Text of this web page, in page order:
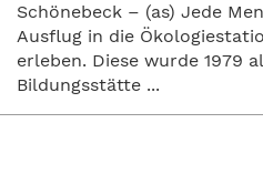
Schönebeck – (as) Jede
Ausflug in die
erleben. Diese wurde 1979
Bildungsstätte ...